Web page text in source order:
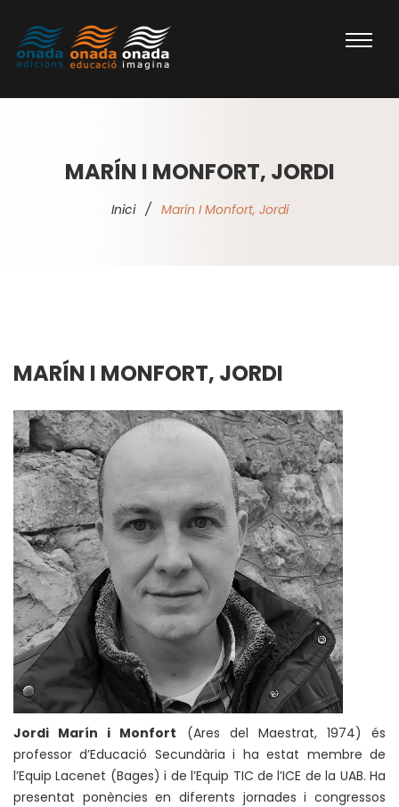
MARÍN I MONFORT, JORDI
Inici / Marín I Monfort, Jordi
MARÍN I MONFORT, JORDI
Jordi Marín i Monfort (Ares del Maestrat, 1974) és
professor d’Educació Secundària i ha estat membre de
l’Equip Lacenet (Bages) i de l’Equip TIC de l’ICE de la UAB. Ha
presentat ponències en diferents jornades i congressos